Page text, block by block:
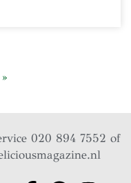
020 894 7552 of